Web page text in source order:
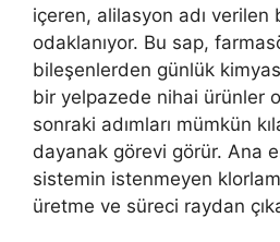
içeren, alilasyon adı verilen
odaklanıyor. Bu sap,
bileşenlerden günlük
bir yelpazede nihai ürünler
sonraki adımları mümkün
dayanak görevi görür. Ana
sistemin istenmeyen
üretme ve süreci raydan